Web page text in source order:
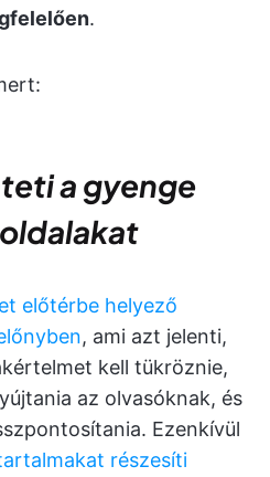
.
a gyenge
előtérbe helyező
, ami azt jelenti,
kell tükröznie,
az olvasóknak, és
Ezenkívül
részesíti